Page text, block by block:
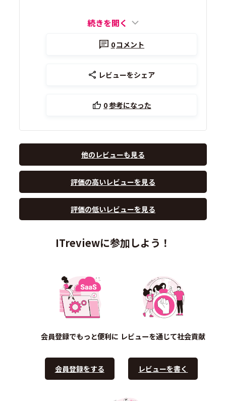
続きを開く
0コメント
レビューをシェア
0参考になった
他のレビューも見る
評価の高いレビューを見る
評価の低いレビューを見る
ITreviewに参加しよう！
会員登録でもっと便利に
会員登録をする
レビューを通じて社会貢献
レビューを書く